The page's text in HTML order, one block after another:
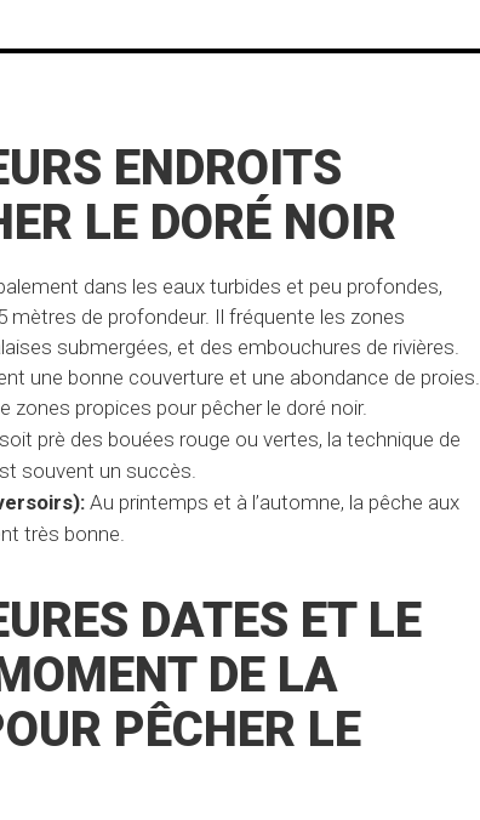
ENDROITS
LE DORÉ NOIR
dans les eaux turbides et peu profondes,
mètres de profondeur​. Il fréquente les zones
submergées, et des embouchures de rivières.
une bonne couverture et une abondance de proies.
zones propices pour pêcher le doré noir.
prè des bouées rouge ou vertes, la technique de
souvent un succès.
Au printemps et à l’automne, la pêche aux
très bonne.
DATES ET LE
DE LA
PÊCHER LE